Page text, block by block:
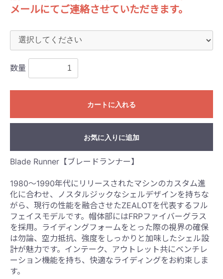
メールにてご連絡させていただきます。
数量
カートに入れる
お気に入りに追加
Blade Runner【ブレードランナー】
1980〜1990年代にリリースされたマシンのカスタム進
化に合わせ、ノスタルジックなシェルデザインを持ちな
がら、現行の性能を融合させたZEALOTを代表するフル
フェイスモデルです。帽体部にはFRPファイバーグラス
を採用。ライディングフォームをとった際の視界の確保
は勿論、空力抵抗、強度をしっかりと加味したシェル設
計が魅力です。インテーク、アウトレット共にベンチレ
ーション機能を持ち、快適なライディングをお約束しま
す。